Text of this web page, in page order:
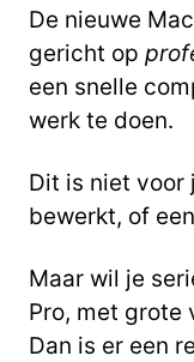
De nieuwe
gericht op
een snelle
werk te doen.
Dit is niet voor
bewerkt, of
Maar wil je
Pro, met grote
Dan is er een